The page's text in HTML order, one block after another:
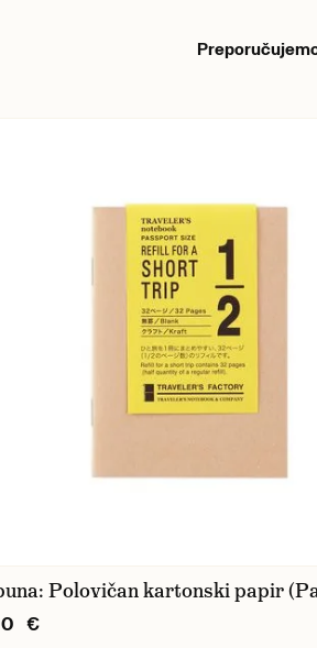
Polovičan kartonski papir
€